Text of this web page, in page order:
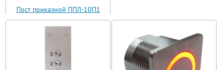
Пост приказной ППЛ-10П1
(ППЛ11-10)